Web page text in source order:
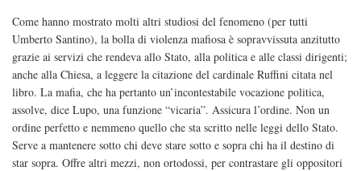
Come hanno mostrato molti altri studiosi del fenomeno (per tutti
Umberto Santino), la bolla di violenza mafiosa è sopravvissuta anzitutto
grazie ai servizi che rendeva allo Stato, alla politica e alle classi dirigenti;
anche alla Chiesa, a leggere la citazione del cardinale Ruffini citata nel
libro. La mafia, che ha pertanto un’incontestabile vocazione politica,
assolve, dice Lupo, una funzione “vicaria”. Assicura l’ordine. Non un
ordine perfetto e nemmeno quello che sta scritto nelle leggi dello Stato.
Serve a mantenere sotto chi deve stare sotto e sopra chi ha il destino di
star sopra. Offre altri mezzi, non ortodossi, per contrastare gli oppositori